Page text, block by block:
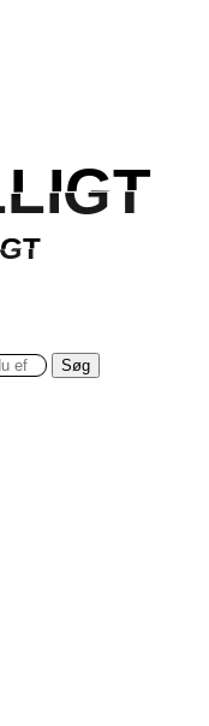
Søg